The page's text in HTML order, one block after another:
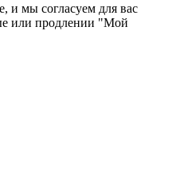
и мы согласуем для вас
или продлении "Мой